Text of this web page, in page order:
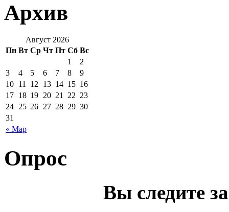
Архив
Август 2026
Пн Вт Ср Чт Пт Сб Вс
« Мар
1
2
3
4 5 6 7 8
9
10 11 12 13 14 15 16
17 18 19 20 21 22 23
24 25 26 27 28 29 30
31
Опрос
Вы следите